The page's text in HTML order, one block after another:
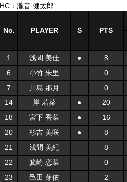
HC：瀧音 健太郎
No. PLAYER S PTS
1 浅間 美佳 ● 8
6
小竹 朱里 0
7
川島 那月 0
14
岸 若菜 ● 20
18
宮下 香菜 ● 16
20
杉吉 美咲 ● 8
21
浅間 美紀 8
22
箕崎 恋菜 0
23
邑田 芽依 2